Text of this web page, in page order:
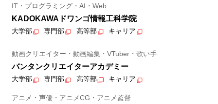
IT・プログラミング・AI・Web
KADOKAWAドワンゴ情報工科学院
大学部 専門部 高等部 キャリア
動画クリエイター・動画編集・VTuber・歌い手
バンタンクリエイターアカデミー
大学部 専門部 高等部 キャリア
アニメ・声優・アニメCG・アニメ監督